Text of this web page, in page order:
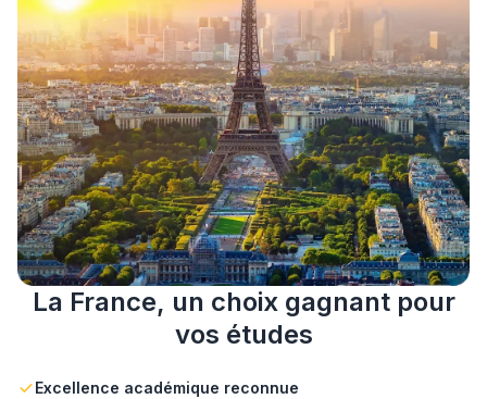
La France, un choix gagnant pour
vos études
Excellence académique reconnue